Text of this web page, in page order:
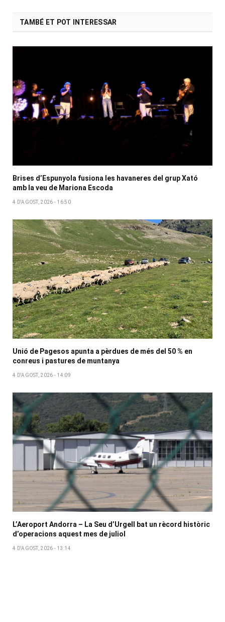
TAMBÉ ET POT INTERESSAR
Brises d’Espunyola fusiona les havaneres del grup Xató
amb la veu de Mariona Escoda
4 D'AGOST, 2026 - 16:50
Unió de Pagesos apunta a pèrdues de més del 50 % en
conreus i pastures de muntanya
4 D'AGOST, 2026 - 14:09
L’Aeroport Andorra – La Seu d’Urgell bat un rècord històric
d’operacions aquest mes de juliol
4 D'AGOST, 2026 - 13:14